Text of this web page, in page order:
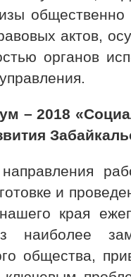
актов,
органов
– 2018
и
края
наиболее
общества,